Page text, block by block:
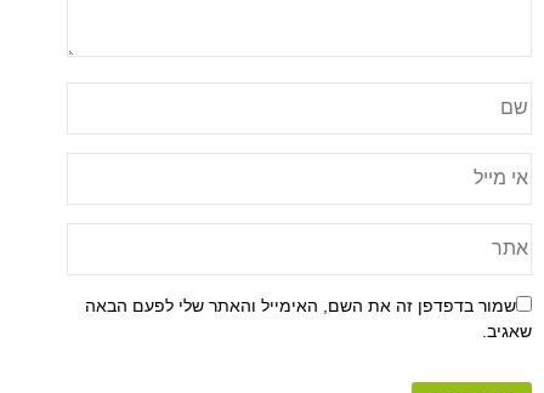
שמור בדפדפן זה את השם, האימייל והאתר שלי לפעם הבאה
שאגיב.